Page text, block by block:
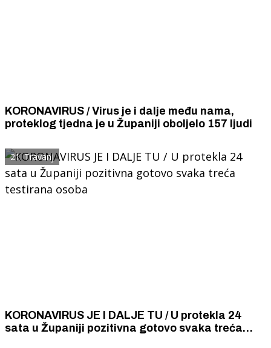
KORONAVIRUS / Virus je i dalje među nama,
proteklog tjedna je u Županiji oboljelo 157 ljudi
21. Travanj
KORONAVIRUS JE I DALJE TU / U protekla 24
sata u Županiji pozitivna gotovo svaka treća